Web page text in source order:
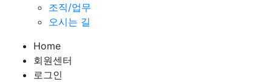
조직/업무
오시는 길
Home
회원센터
로그인